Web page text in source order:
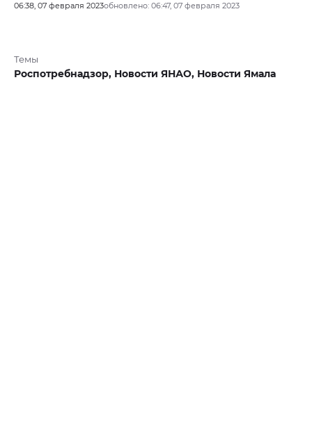
06:38, 07 февраля 2023обновлено: 06:47, 07 февраля 2023
Темы
Роспотребнадзор, Новости ЯНАО, Новости Ямала